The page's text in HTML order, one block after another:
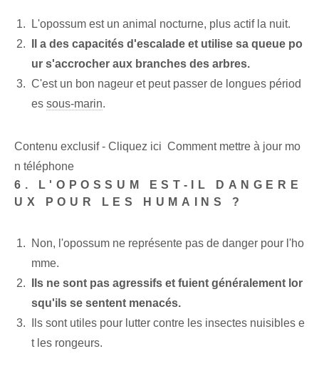
L'opossum est un animal nocturne, plus actif la nuit.
Il a des capacités d'escalade et utilise sa queue po
ur s'accrocher aux branches des arbres.
C'est un bon nageur et peut passer de longues périod
es sous-marin.
Contenu exclusif - Cliquez ici Comment mettre à jour mo
n téléphone
6.‍ L'OPOSSUM EST-IL DANGERE
UX POUR LES HUMAINS ?
Non, l'opossum ne représente pas de danger pour l'ho
mme.
Ils ne sont pas agressifs et fuient généralement lor
squ'ils se sentent menacés.
Ils sont utiles pour lutter contre les insectes nuisibles e
t les rongeurs.